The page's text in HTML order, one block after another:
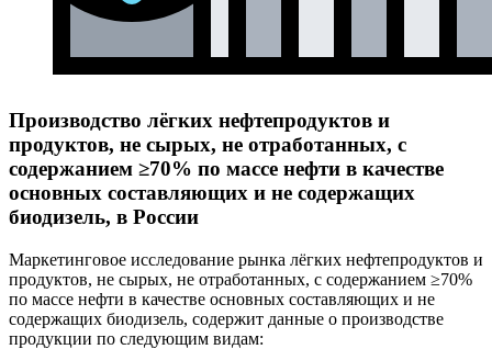
Производство лёгких нефтепродуктов и
продуктов, не сырых, не отработанных, с
содержанием ≥70% по массе нефти в качестве
основных составляющих и не содержащих
биодизель, в России
Маркетинговое исследование рынка лёгких нефтепродуктов и
продуктов, не сырых, не отработанных, с содержанием ≥70%
по массе нефти в качестве основных составляющих и не
содержащих биодизель, содержит данные о производстве
продукции по следующим видам: